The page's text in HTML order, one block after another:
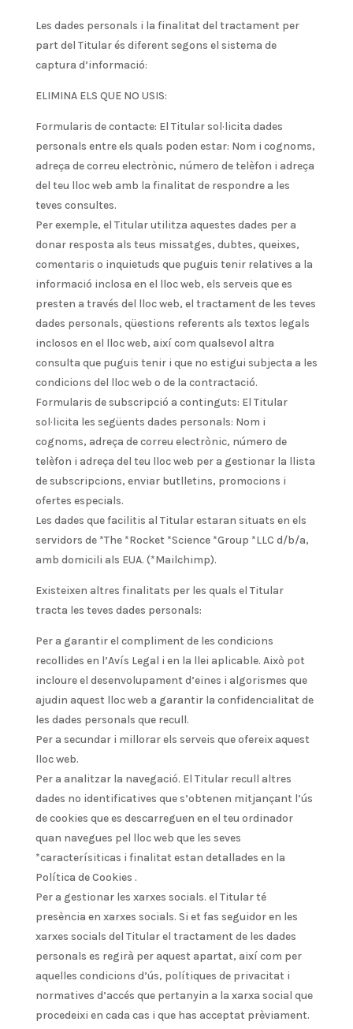
Les dades personals i la finalitat del tractament per
part del Titular és diferent segons el sistema de
captura d’informació:
ELIMINA ELS QUE NO USIS:
Formularis de contacte: El Titular sol·licita dades
personals entre els quals poden estar: Nom i cognoms,
adreça de correu electrònic, número de telèfon i adreça
del teu lloc web amb la finalitat de respondre a les
teves consultes.
Per exemple, el Titular utilitza aquestes dades per a
donar resposta als teus missatges, dubtes, queixes,
comentaris o inquietuds que puguis tenir relatives a la
informació inclosa en el lloc web, els serveis que es
presten a través del lloc web, el tractament de les teves
dades personals, qüestions referents als textos legals
inclosos en el lloc web, així com qualsevol altra
consulta que puguis tenir i que no estigui subjecta a les
condicions del lloc web o de la contractació.
Formularis de subscripció a continguts: El Titular
sol·licita les següents dades personals: Nom i
cognoms, adreça de correu electrònic, número de
telèfon i adreça del teu lloc web per a gestionar la llista
de subscripcions, enviar butlletins, promocions i
ofertes especials.
Les dades que facilitis al Titular estaran situats en els
servidors de *The *Rocket *Science *Group *LLC d/b/a,
amb domicili als EUA. (*Mailchimp).
Existeixen altres finalitats per les quals el Titular
tracta les teves dades personals:
Per a garantir el compliment de les condicions
recollides en l’Avís Legal i en la llei aplicable. Això pot
incloure el desenvolupament d’eines i algorismes que
ajudin aquest lloc web a garantir la confidencialitat de
les dades personals que recull.
Per a secundar i millorar els serveis que ofereix aquest
lloc web.
Per a analitzar la navegació. El Titular recull altres
dades no identificatives que s’obtenen mitjançant l’ús
de cookies que es descarreguen en el teu ordinador
quan navegues pel lloc web que les seves
*caracterísiticas i finalitat estan detallades en la
Política de Cookies .
Per a gestionar les xarxes socials. el Titular té
presència en xarxes socials. Si et fas seguidor en les
xarxes socials del Titular el tractament de les dades
personals es regirà per aquest apartat, així com per
aquelles condicions d’ús, polítiques de privacitat i
normatives d’accés que pertanyin a la xarxa social que
procedeixi en cada cas i que has acceptat prèviament.